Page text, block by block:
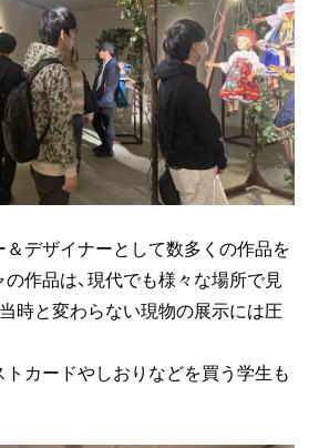
デザイナーとして数多くの作品を
作品は、現代でも様々な場所で見
時と変わらない現物の展示には圧
カードやしおりなどを買う学生も